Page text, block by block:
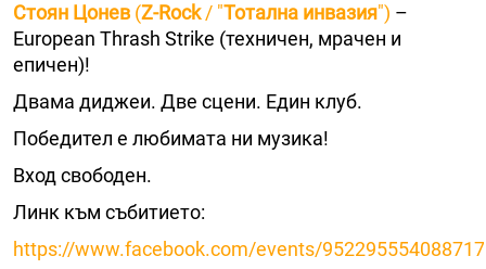
Стоян Цонев (Z-Rock/ "Тотална инвазия") –
European Thrash Strike (техничен, мрачен и
епичен)!
Двама диджеи. Две сцени. Един клуб.
Победител е любимата ни музика!
Вход свободен.
Линк към събитието:
https://www.facebook.com/events/952295554088717